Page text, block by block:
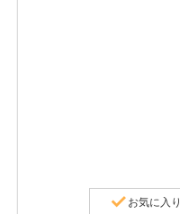
お気に入り